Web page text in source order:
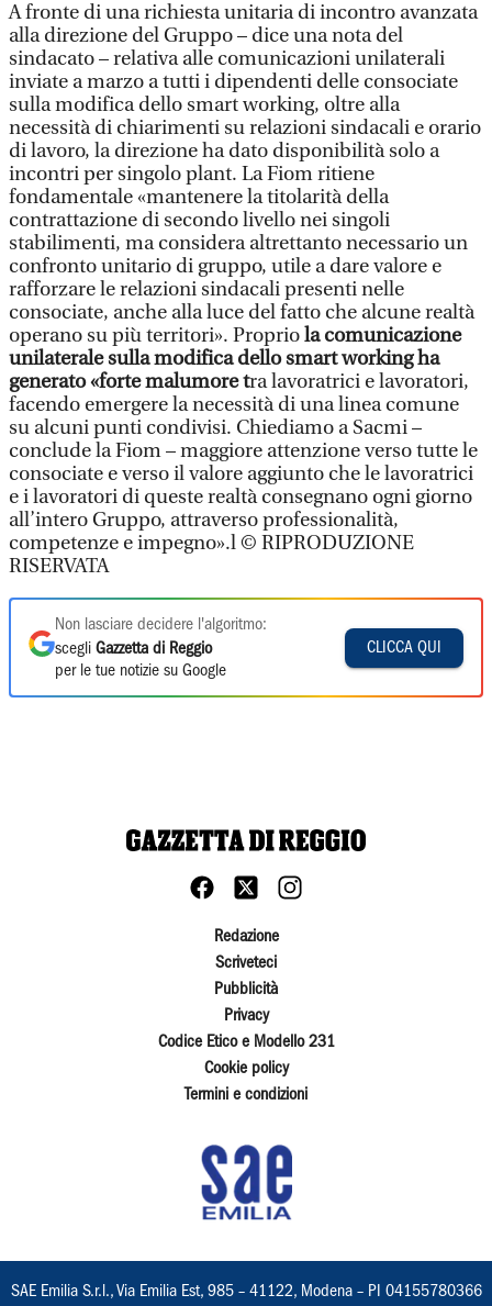
A fronte di una richiesta unitaria di incontro avanzata
alla direzione del Gruppo – dice una nota del
sindacato – relativa alle comunicazioni unilaterali
inviate a marzo a tutti i dipendenti delle consociate
sulla modifica dello smart working, oltre alla
necessità di chiarimenti su relazioni sindacali e orario
di lavoro, la direzione ha dato disponibilità solo a
incontri per singolo plant. La Fiom ritiene
fondamentale «mantenere la titolarità della
contrattazione di secondo livello nei singoli
stabilimenti, ma considera altrettanto necessario un
confronto unitario di gruppo, utile a dare valore e
rafforzare le relazioni sindacali presenti nelle
consociate, anche alla luce del fatto che alcune realtà
operano su più territori». Propriola comunicazione
unilaterale sulla modifica dello smart working ha
generato «forte malumore tra lavoratrici e lavoratori,
facendo emergere la necessità di una linea comune
su alcuni punti condivisi. Chiediamo a Sacmi –
conclude la Fiom – maggiore attenzione verso tutte le
consociate e verso il valore aggiunto che le lavoratrici
e i lavoratori di queste realtà consegnano ogni giorno
all’intero Gruppo, attraverso professionalità,
competenze e impegno».l © RIPRODUZIONE
RISERVATA
Non lasciare decidere l'algoritmo:
scegli Gazzetta di Reggio
per le tue notizie su Google
CLICCA QUI
Redazione
Scriveteci
Pubblicità
Privacy
Codice Etico e Modello 231
Cookie policy
Termini e condizioni
SAE Emilia S.r.l., Via Emilia Est, 985 – 41122, Modena – PI 04155780366